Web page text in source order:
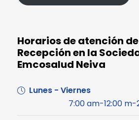
Horarios de atención
Recepción en la
Emcosalud Neiva
Lunes - Viernes
7:00 am-12:00